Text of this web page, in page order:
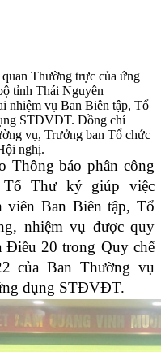
Thường trực của ứng
tỉnh Thái Nguyên
vụ Ban Biên tập, Tổ
STĐVĐT. Đồng chí
vụ, Trưởng ban Tổ chức
nghị.
Thông báo phân công
Thư ký giúp việc
viên Ban Biên tập, Tổ
nhiệm vụ được quy
20 trong Quy chế
của Ban Thường vụ
dụng STĐVĐT.